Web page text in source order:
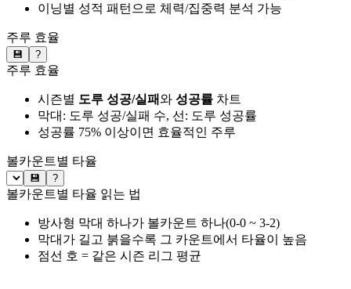
이닝별 성적 패턴으로 체력/집중력 분석 가능
주루 효율
💾 ?
주루 효율
시즌별 도루 성공/실패와 성공률 차트
막대: 도루 성공/실패 수, 선: 도루 성공률
성공률 75% 이상이면 효율적인 주루
볼카운트별 타율
💾 ?
볼카운트별 타율 읽는 법
방사형 막대 하나가 볼카운트 하나(0-0 ~ 3-2)
막대가 길고 붉을수록 그 카운트에서 타율이 높음
점선 호 = 같은 시즌 리그 평균